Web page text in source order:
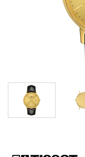
Mehr
Rolex